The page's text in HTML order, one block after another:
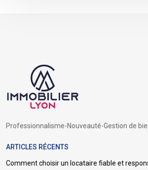
Professionnalisme-Nouveauté-Gestion de
ARTICLES RÉCENTS
Comment choisir un locataire fiable et